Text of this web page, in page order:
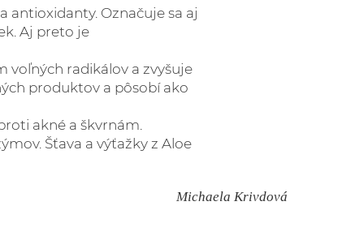
antioxidanty. Označuje sa aj
Aj preto je
voľných radikálov a zvyšuje
produktov a pôsobí ako
akné a škvrnám.
Šťava a výťažky z Aloe
Michaela Krivdová